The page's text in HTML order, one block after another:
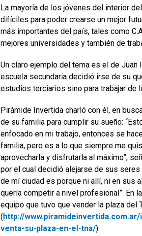
La mayoría de los jóvenes del interior
difíciles para poder crearse un mejor
más importantes del país, tales como
mejores universidades y también de
Un claro ejemplo del tema es el de Juan
escuela secundaria decidió irse de su
estudios terciarios sino para trabajar de
Pirámide Invertida charló con él, en
de su familia para cumplir su sueño:
enfocado en mi trabajo, entonces se
familia, pero es a lo que siempre me
aprovecharla y disfrutarla al máximo”,
por el cual decidió alejarse de sus
de mí ciudad es porque ni allí, ni en sus
quería competir a nivel profesional”. En
equipo que tuvo que vender la plaza
(http://
venta-su-plaza-en-el-tna/).